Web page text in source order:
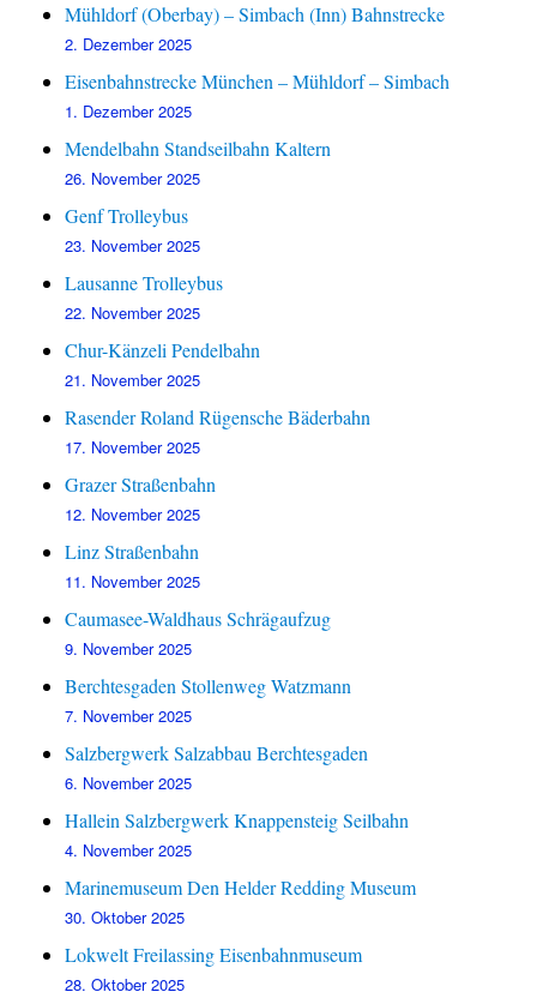
Mühldorf (Oberbay) – Simbach (Inn) Bahnstrecke
2. Dezember 2025
Eisenbahnstrecke München – Mühldorf – Simbach
1. Dezember 2025
Mendelbahn Standseilbahn Kaltern
26. November 2025
Genf Trolleybus
23. November 2025
Lausanne Trolleybus
22. November 2025
Chur-Känzeli Pendelbahn
21. November 2025
Rasender Roland Rügensche Bäderbahn
17. November 2025
Grazer Straßenbahn
12. November 2025
Linz Straßenbahn
11. November 2025
Caumasee-Waldhaus Schrägaufzug
9. November 2025
Berchtesgaden Stollenweg Watzmann
7. November 2025
Salzbergwerk Salzabbau Berchtesgaden
6. November 2025
Hallein Salzbergwerk Knappensteig Seilbahn
4. November 2025
Marinemuseum Den Helder Redding Museum
30. Oktober 2025
Lokwelt Freilassing Eisenbahnmuseum
28. Oktober 2025